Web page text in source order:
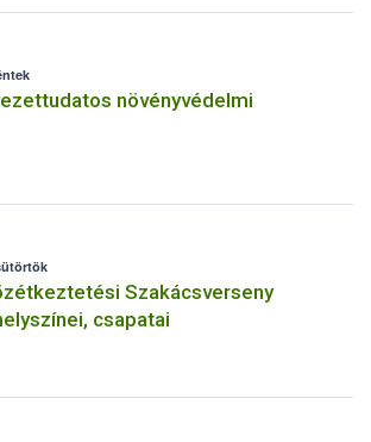
növényvédelmi
Szakácsverseny
csapatai